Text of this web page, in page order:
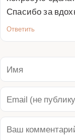
Спасибо за
Ответить